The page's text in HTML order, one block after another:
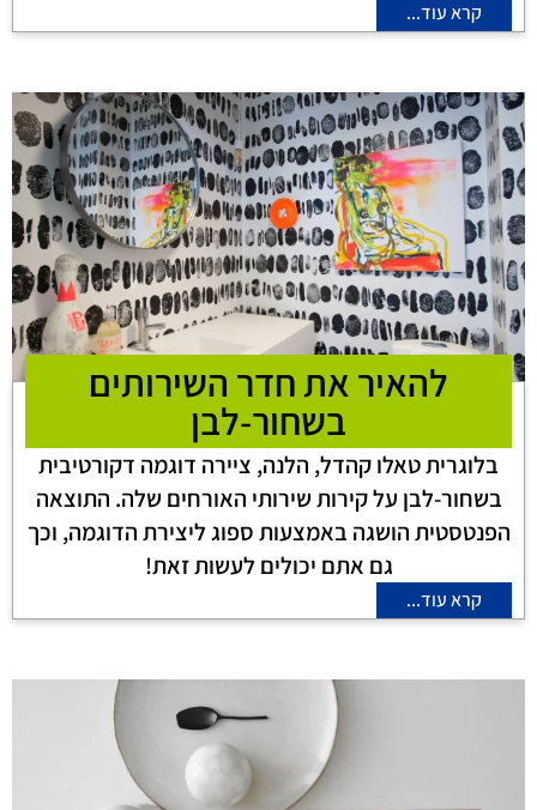
קרא עוד...
להאיר את חדר השירותים
בשחור-לבן
בלוגרית טאלו קהדל, הלנה, ציירה דוגמה דקורטיבית
בשחור-לבן על קירות שירותי האורחים שלה. התוצאה
הפנטסטית הושגה באמצעות ספוג ליצירת הדוגמה, וכך
גם אתם יכולים לעשות זאת!
קרא עוד...